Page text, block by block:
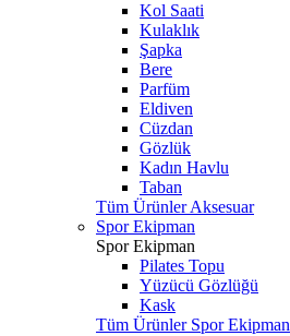
Kol Saati
Kulaklık
Şapka
Bere
Parfüm
Eldiven
Cüzdan
Gözlük
Kadın Havlu
Taban
Tüm Ürünler Aksesuar
Spor Ekipman
Spor Ekipman
Pilates Topu
Yüzücü Gözlüğü
Kask
Tüm Ürünler Spor Ekipman